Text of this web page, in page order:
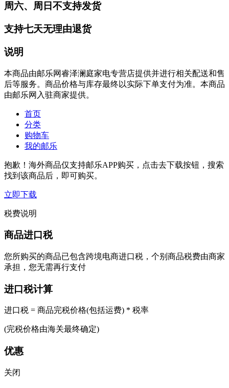
周六、周日不支持发货
支持七天无理由退货
说明
本商品由邮乐网睿泽澜庭家电专营店提供并进行相关配送和售
后等服务。商品价格与库存最终以实际下单支付为准。本商品
由邮乐网入驻商家提供。
首页
分类
购物车
我的邮乐
抱歉！海外商品仅支持邮乐APP购买，点击去下载按钮，搜索
找到该商品后，即可购买。
立即下载
税费说明
商品进口税
您所购买的商品已包含跨境电商进口税，个别商品税费由商家
承担，您无需再行支付
进口税计算
进口税 = 商品完税价格(包括运费) * 税率
(完税价格由海关最终确定)
优惠
关闭